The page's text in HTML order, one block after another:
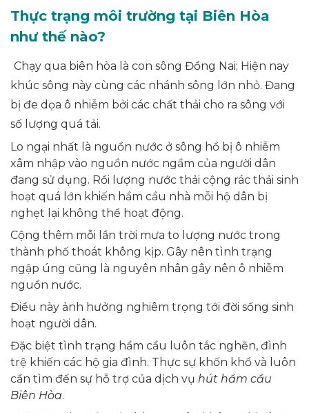
Thực trạng môi trường tại Biên Hòa
như thế nào?
Chạy qua biên hòa là con sông Đồng Nai; Hiện nay
khúc sông này cùng các nhánh sông lớn nhỏ. Đang
bị đe dọa ô nhiễm bởi các chất thải cho ra sông với
số lượng quá tải.
Lo ngại nhất là nguồn nước ở sông hồ bị ô nhiễm
xâm nhập vào nguồn nước ngầm của người dân
đang sử dụng. Rồi lượng nước thải cộng rác thải sinh
hoạt quá lớn khiến hầm cầu nhà mỗi hộ dân bị
nghẹt lại không thể hoạt động.
Cộng thêm mỗi lần trời mưa to lượng nước trong
thành phố thoát không kịp. Gây nên tình trạng
ngập úng cũng là nguyên nhân gây nên ô nhiễm
nguồn nước.
Điều này ảnh hưởng nghiêm trọng tới đời sống sinh
hoạt người dân.
Đặc biệt tình trạng hầm cầu luôn tắc nghẽn, đình
trệ khiến các hộ gia đình. Thực sự khốn khổ và luôn
cần tìm đến sự hỗ trợ của dịch vụ hút hầm cầu
Biên Hòa.